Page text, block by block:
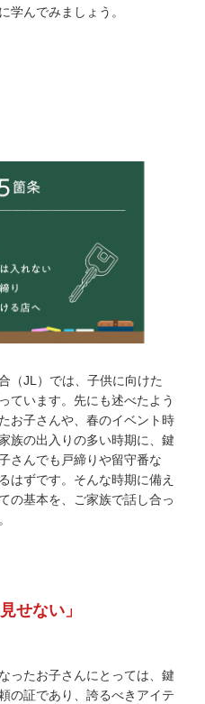
学んでみましょう。
（JL）では、子供に向けた
ています。先にも述べたよう
お子さんや、春のイベント時
族の出入りの多い時期に、鍵
さんでも戸締りや留守番な
はずです。そんな時期に備え
の基本を、ご家族で話し合っ
せない」
ったお子さんにとっては、鍵
の証であり、誇るべきアイテ